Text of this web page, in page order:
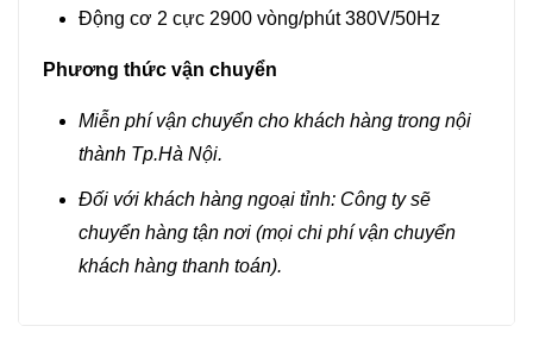
Động cơ 2 cực 2900 vòng/phút 380V/50Hz
Phương thức vận chuyển
Miễn phí vận chuyển cho khách hàng trong nội
thành Tp.Hà Nội.
Đối với khách hàng ngoại tỉnh: Công ty sẽ
chuyển hàng tận nơi (mọi chi phí vận chuyển
khách hàng thanh toán).